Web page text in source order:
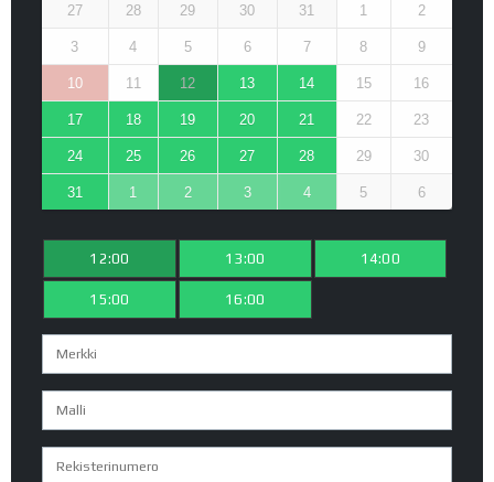
27 28 29 30 31 1 2
3 4 5 6 7 8 9
10 11 12 13 14 15 16
17 18 19 20 21 22 23
24 25 26 27 28 29 30
31 1 2 3 4 5 6
12:00 13:00 14:00
15:00 16:00